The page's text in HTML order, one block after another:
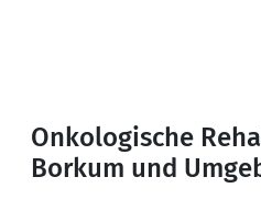
Onkologische
Borkum und